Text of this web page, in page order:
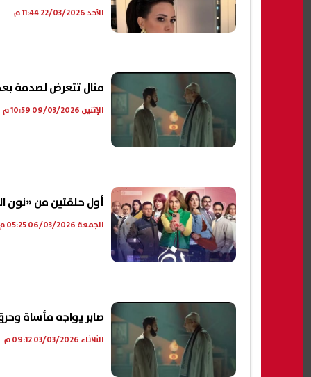
الأحد 22/03/2026 11:44 م
منال تتعرض لصدمة بعد
الإثنين 09/03/2026 10:59 م
أول حلقتين من «نون
الجمعة 06/03/2026 05:25 م
صابر يواجه مأساة وحرق الجن
الثلاثاء 03/03/2026 09:12 م